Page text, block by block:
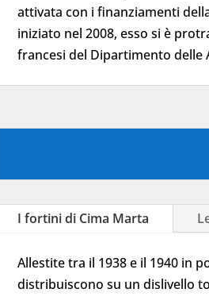
attivata con i finanziamenti
iniziato nel 2008, esso si è
francesi del Dipartimento delle
I fortini di Cima Marta
Allestite tra il 1938 e il 1940 in
distribuiscono su un dislivello